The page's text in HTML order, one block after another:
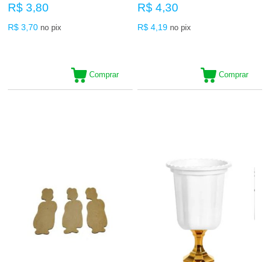
R$ 3,80
R$ 3,70 no pix
Comprar
R$ 4,30
R$ 4,19 no pix
Comprar